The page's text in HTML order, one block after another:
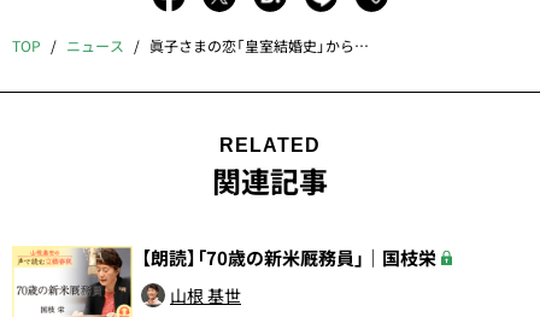
TOP ニュース 眞子さまの恋「皇室結婚史」から考える
RELATED
関連記事
【朗読】「70歳の新米厩務員」｜国枝栄
山根 基世